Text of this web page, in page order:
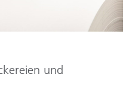
und